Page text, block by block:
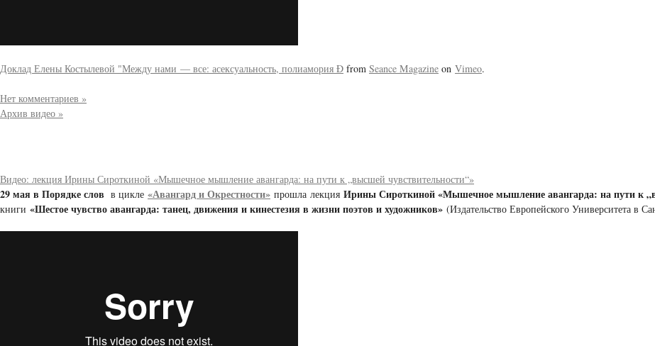
Доклад Елены Костылевой "Между нами — все: асексуальность, полиамория Ð from Seance Magazine on Vimeo.
Нет комментариев »
Архив видео »
Видео: лекция Ирины Сироткиной «Мышечное мышление авангарда: на пути к „высшей чувствительности“»
29 мая в Порядке слов в цикле «Авангард и Окрестности» прошла лекция Ирины Сироткиной «Мышечное мышление авангарда: на пути к
книги «Шестое чувство авангарда: танец, движения и кинестезия в жизни поэтов и художников» (Издательство Европейского Университета в